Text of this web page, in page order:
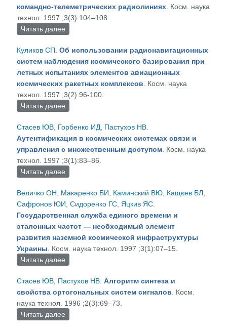
командно-телеметрических радиолиниях . Косм. наука
технол. 1997 ;3(3):104–108.
Читать далее
Куликов СП .Об использовании радионавигационных
систем наблюдения космического базирования при
летных испытаниях элементов авиационных
космических ракетных комплексов . Косм. наука
технол. 1997 ;3(2):96-100.
Читать далее
при летных испытаниях элементов
авиационных космических ракетных
комплексов
Стасев ЮВ Горбенко ИД Пастухов НВ
Аутентификация в космических системах связи и
управления с множественным доступом . Косм. наука
технол. 1997 ;3(1):83–86.
Читать далее
Величко ОН
Макаренко БИ Каминский ВЮ Кащєев БЛ
Сафронов ЮИ ,Сидоренко ГС Яцкив ЯС
Государственная служба единого времени и
эталонных частот — необходимый элемент
развития наземной космической инфраструктуры
Украины . Косм. наука технол. 1997 ;3(1):07–15.
Читать далее
развития наземной космической
инфраструктуры Украины
Стасев ЮВ Пастухов НВ .Алгоритм синтеза и
свойства ортогональных систем сигналов . Косм.
наука технол. 1996 ;2(3):69–73.
Читать далее